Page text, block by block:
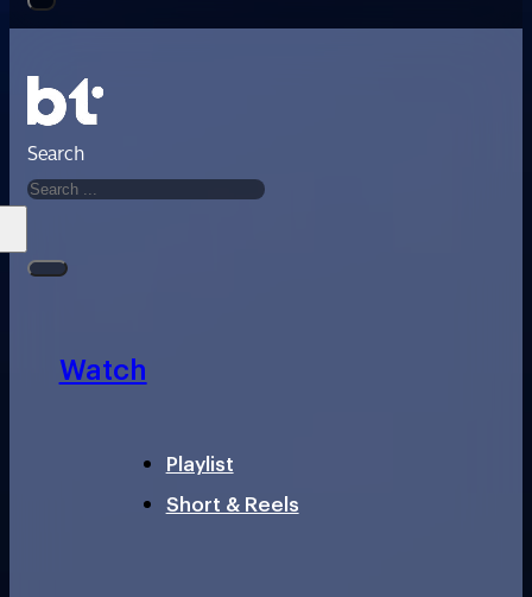
Search
Watch
Playlist
Short & Reels